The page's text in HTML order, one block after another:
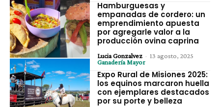
Hamburguesas y
empanadas de cordero: un
emprendimiento apuesta
por agregarle valor a la
producción ovina caprina
Lucia Gonzalvez - 13 agosto, 2025
Ganadería Mayor
Expo Rural de Misiones 2025:
los equinos marcaron huella
con ejemplares destacados
por su porte y belleza